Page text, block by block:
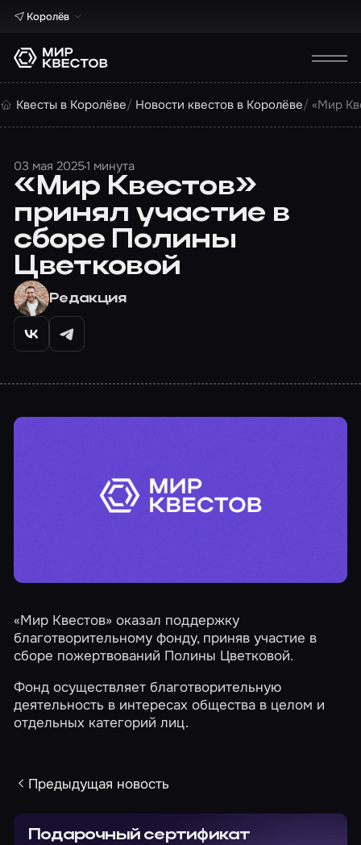
Королёв
Квесты в Королёве Новости квестов в Королёве «Мир
03 мая 20251 минута
«Мир Квестов»
принял участие в
сборе Полины
Цветковой
Редакция
«Мир Квестов» оказал поддержку
благотворительному фонду, приняв участие в
сборе пожертвований Полины Цветковой.
Фонд осуществляет благотворительную
деятельность в интересах общества в целом и
отдельных категорий лиц.
Предыдущая новость
Подарочный сертификат